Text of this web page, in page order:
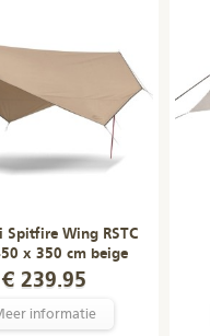
Spitfire Wing RSTC
x 350 cm beige
€ 239.95
informatie